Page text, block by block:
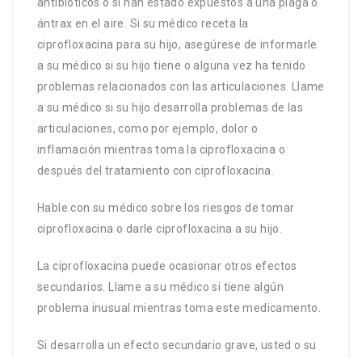
ántrax en el aire. Si su médico receta la
ciprofloxacina para su hijo, asegúrese de informarle
a su médico si su hijo tiene o alguna vez ha tenido
problemas relacionados con las articulaciones. Llame
a su médico si su hijo desarrolla problemas de las
articulaciones, como por ejemplo, dolor o
inflamación mientras toma la ciprofloxacina o
después del tratamiento con ciprofloxacina.
Hable con su médico sobre los riesgos de tomar
ciprofloxacina o darle ciprofloxacina a su hijo.
La ciprofloxacina puede ocasionar otros efectos
secundarios. Llame a su médico si tiene algún
problema inusual mientras toma este medicamento.
Si desarrolla un efecto secundario grave, usted o su